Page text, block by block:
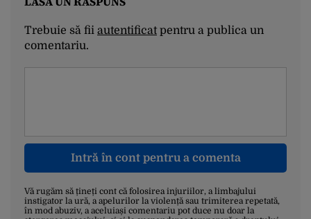
Trebuie să fii autentificatpentru a publica un
comentariu.
Intră în cont pentru a comenta
Vă rugăm să țineți cont că folosirea injuriilor, a limbajului
instigator la ură, a apelurilor la violență sau trimiterea repetată,
în mod abuziv, a aceluiași comentariu pot duce nu doar la